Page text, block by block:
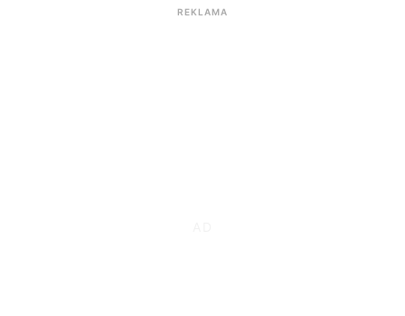
REKLAMA